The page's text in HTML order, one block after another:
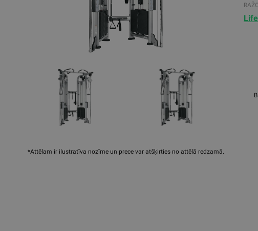
*Attēlam ir ilustratīva nozīme un prece var atšķirties no attēlā redzamā.